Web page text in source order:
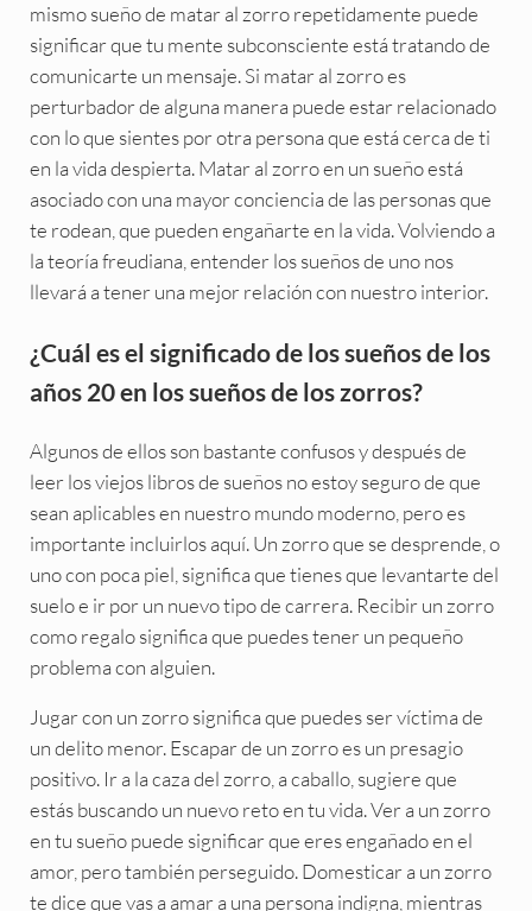
mismo sueño de matar al zorro repetidamente puede
significar que tu mente subconsciente está tratando de
comunicarte un mensaje. Si matar al zorro es
perturbador de alguna manera puede estar relacionado
con lo que sientes por otra persona que está cerca de ti
en la vida despierta. Matar al zorro en un sueño está
asociado con una mayor conciencia de las personas que
te rodean, que pueden engañarte en la vida. Volviendo a
la teoría freudiana, entender los sueños de uno nos
llevará a tener una mejor relación con nuestro interior.
¿Cuál es el significado de los sueños de los
años 20 en los sueños de los zorros?
Algunos de ellos son bastante confusos y después de
leer los viejos libros de sueños no estoy seguro de que
sean aplicables en nuestro mundo moderno, pero es
importante incluirlos aquí. Un zorro que se desprende, o
uno con poca piel, significa que tienes que levantarte del
suelo e ir por un nuevo tipo de carrera. Recibir un zorro
como regalo significa que puedes tener un pequeño
problema con alguien.
Jugar con un zorro significa que puedes ser víctima de
un delito menor. Escapar de un zorro es un presagio
positivo. Ir a la caza del zorro, a caballo, sugiere que
estás buscando un nuevo reto en tu vida. Ver a un zorro
en tu sueño puede significar que eres engañado en el
amor, pero también perseguido. Domesticar a un zorro
te dice que vas a amar a una persona indigna, mientras